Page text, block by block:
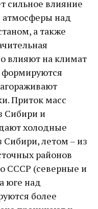
сильное влияние
над
а также
влияют на климат
Приток масс
Сибири и
холодные
Сибири, летом – из
районов
СССР (северные и
юге над
более